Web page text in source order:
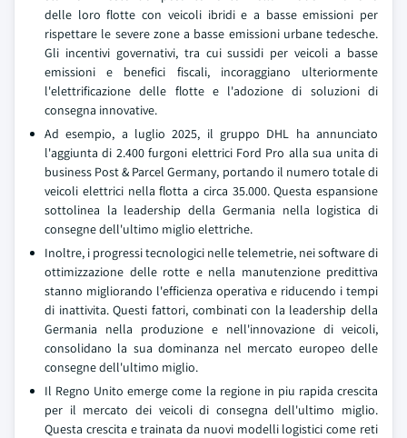
delle loro flotte con veicoli ibridi e a basse emissioni per
rispettare le severe zone a basse emissioni urbane tedesche.
Gli incentivi governativi, tra cui sussidi per veicoli a basse
emissioni e benefici fiscali, incoraggiano ulteriormente
l'elettrificazione delle flotte e l'adozione di soluzioni di
consegna innovative.
Ad esempio, a luglio 2025, il gruppo DHL ha annunciato
l'aggiunta di 2.400 furgoni elettrici Ford Pro alla sua unita di
business Post & Parcel Germany, portando il numero totale di
veicoli elettrici nella flotta a circa 35.000. Questa espansione
sottolinea la leadership della Germania nella logistica di
consegne dell'ultimo miglio elettriche.
Inoltre, i progressi tecnologici nelle telemetrie, nei software di
ottimizzazione delle rotte e nella manutenzione predittiva
stanno migliorando l'efficienza operativa e riducendo i tempi
di inattivita. Questi fattori, combinati con la leadership della
Germania nella produzione e nell'innovazione di veicoli,
consolidano la sua dominanza nel mercato europeo delle
consegne dell'ultimo miglio.
Il Regno Unito emerge come la regione in piu rapida crescita
per il mercato dei veicoli di consegna dell'ultimo miglio.
Questa crescita e trainata da nuovi modelli logistici come reti